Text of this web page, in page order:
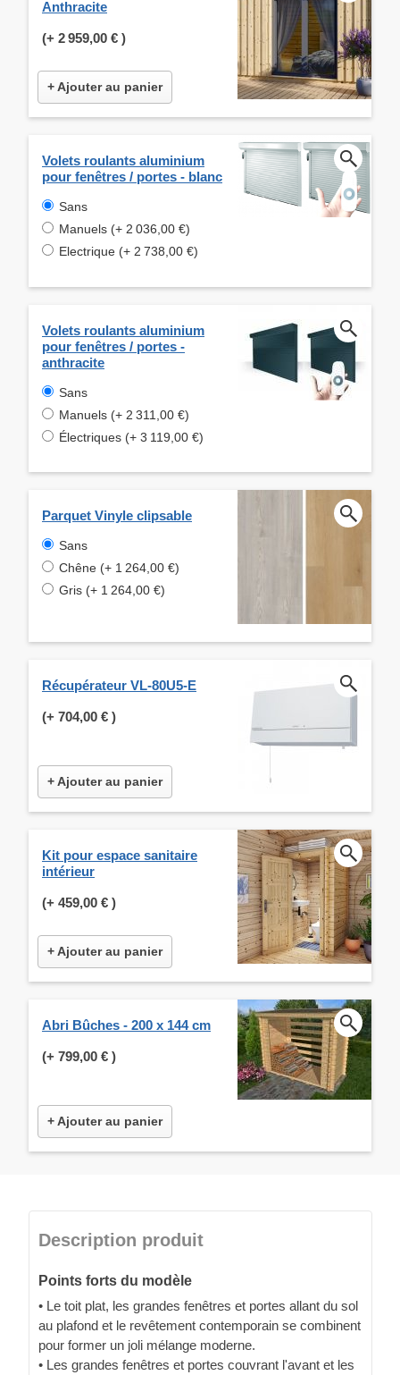
Anthracite
(+ 2 959,00 € )
+ Ajouter au panier
Volets roulants aluminium
pour fenêtres / portes - blanc
Sans
Manuels (+ 2 036,00 €)
Electrique (+ 2 738,00 €)
Volets roulants aluminium
pour fenêtres / portes -
anthracite
Sans
Manuels (+ 2 311,00 €)
Électriques (+ 3 119,00 €)
Parquet Vinyle clipsable
Sans
Chêne (+ 1 264,00 €)
Gris (+ 1 264,00 €)
Récupérateur VL-80U5-E
(+ 704,00 € )
+ Ajouter au panier
Kit pour espace sanitaire
intérieur
(+ 459,00 € )
+ Ajouter au panier
Abri Bûches - 200 x 144 cm
(+ 799,00 € )
+ Ajouter au panier
Description produit
Points forts du modèle
• Le toit plat, les grandes fenêtres et portes allant du sol
au plafond et le revêtement contemporain se combinent
pour former un joli mélange moderne.
• Les grandes fenêtres et portes couvrant l'avant et les